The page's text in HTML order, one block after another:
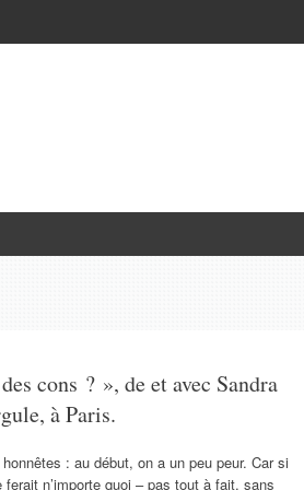
cons ? », de et avec Sandra
à Paris.
: au début, on a un peu peur. Car si
ferait n’importe quoi – pas tout à fait, sans